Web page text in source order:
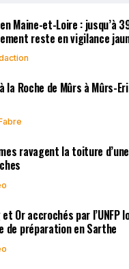
Maine-et-Loire : jusqu’à
reste en vigilance
la Roche de Mûrs à Mûrs-
ravagent la toiture
et Or accrochés par l’UNFP
de préparation en Sarthe